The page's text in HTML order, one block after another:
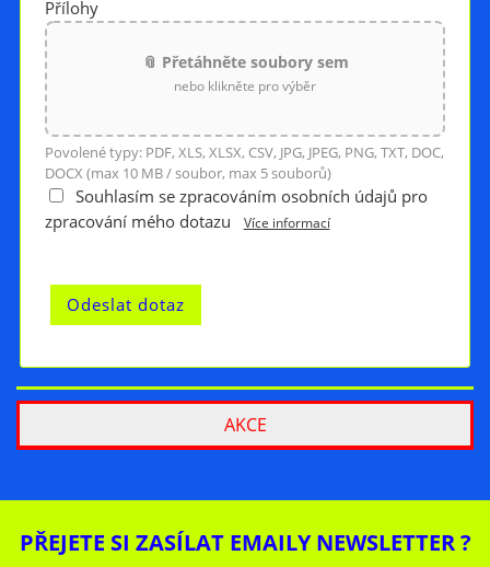
Přílohy
📎 Přetáhněte soubory sem
nebo klikněte pro výběr
Povolené typy: PDF, XLS, XLSX, CSV, JPG, JPEG, PNG, TXT, DOC,
DOCX (max 10 MB / soubor, max 5 souborů)
Souhlasím se zpracováním osobních údajů pro
zpracování mého dotazu
Více informací
AKCE
PŘEJETE SI ZASÍLAT EMAILY NEWSLETTER ?